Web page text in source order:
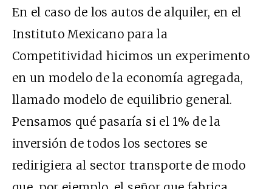
En el caso de los autos de alquiler, en el
Instituto Mexicano para la
Competitividad hicimos un experimento
en un modelo de la economía agregada,
llamado modelo de equilibrio general.
Pensamos qué pasaría si el 1% de la
inversión de todos los sectores se
redirigiera al sector transporte de modo